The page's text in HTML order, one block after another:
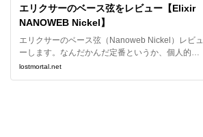
エリクサーのベース弦をレビュー【Elixir
NANOWEB Nickel】
エリクサーのベース弦（Nanoweb Nickel）レビュ
ーします。なんだかんだ定番というか、個人的に
も一番よく使っているベース弦になります。
lostmortal.net